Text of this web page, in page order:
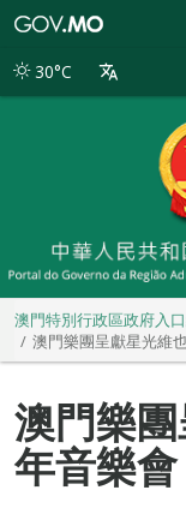
別
30°C
澳門特別行政區政府入
澳門樂團呈獻星光維
澳門樂
年音樂